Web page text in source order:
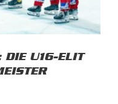
DIE U16-ELIT